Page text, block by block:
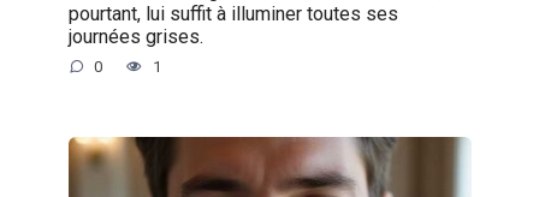
pourtant, lui suffit à illuminer toutes ses
journées grises.
0 1